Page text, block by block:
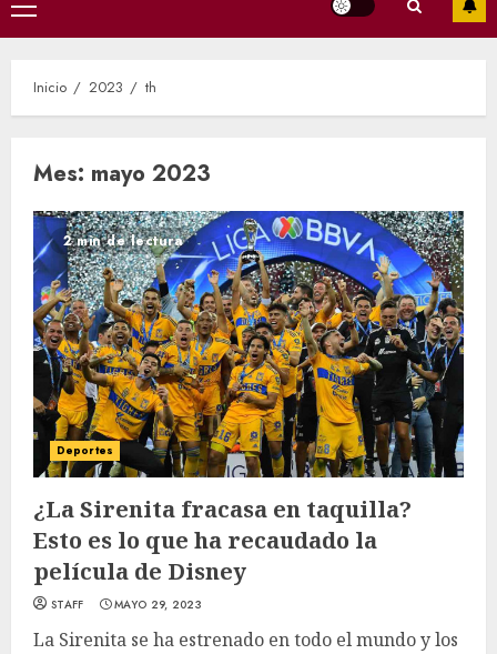
Menú
principal
Inicio 2023 th
Mes: mayo 2023
2 min de lectura
Deportes
¿La Sirenita fracasa en taquilla?
Esto es lo que ha recaudado la
película de Disney
STAFF MAYO 29, 2023
La Sirenita se ha estrenado en todo el mundo y los